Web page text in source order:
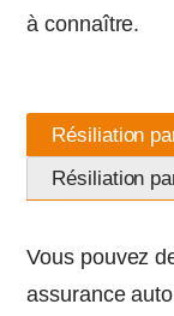
à connaître.
Résiliation
Résiliation
Vous pouvez
assurance